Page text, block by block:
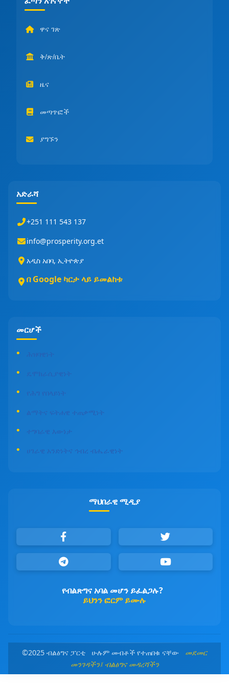
ዋና ገጽ
ቅ/ጽ/ቤት
ዜና
መጣጥፎች
ያግኙን
አድራሻ
+251 111 543 137
info@prosperity.org.et
አዲስ አበባ, ኢትዮጵያ
በ Google ካርታ ላይ ይመልከቱ
መርሆች
ሕዝባዊነት
ዴሞክራሲያዊነት
የሕግ የበላይነት
ልማትና ፍትሐዊ ተጠቃሚነት
ተግባራዊ እውነታ
ሀገራዊ አንድነትና ኅብረ ብሔራዊነት
ማህበራዊ ሚዲያ
የብልጽግና አባል መሆን ይፈልጋሉ?
ይህንን ፎርም ይሙሉ
©2025 ብልፅግና ፓርቲ ሁሉም መብቶች የተጠበቁ ናቸው መደመር
መንገዳችን፤ ብልፅግና መዳረሻችን